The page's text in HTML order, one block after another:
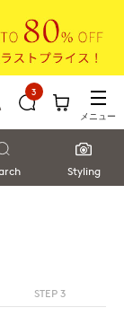
3
メニュー
Styling
STEP 3